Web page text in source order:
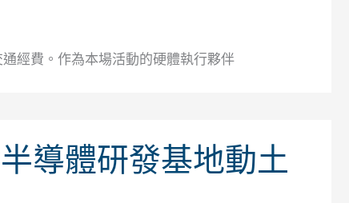
經費。作為本場活動的硬體執行夥伴
導體研發基地動土